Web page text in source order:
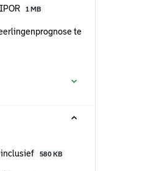
1 MB
te
580 KB